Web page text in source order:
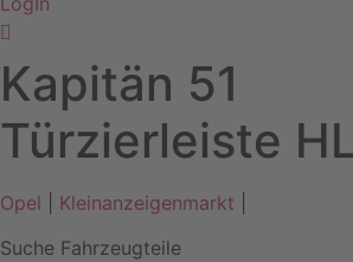
Kapitän 51
Türzierleiste
Opel Kleinanzeigenmarkt
Suche Fahrzeugteile